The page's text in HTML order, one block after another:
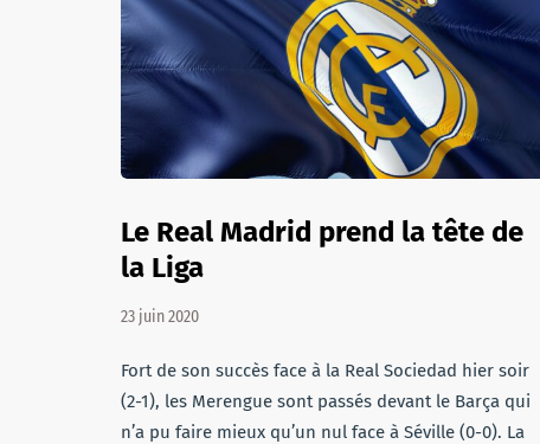
Le Real Madrid prend la tête de
la Liga
23 juin 2020
Fort de son succès face à la Real Sociedad hier soir
(2-1), les Merengue sont passés devant le Barça qui
n’a pu faire mieux qu’un nul face à Séville (0-0). La